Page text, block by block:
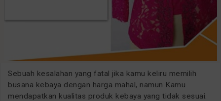
Sebuah kesalahan yang fatal jika kamu keliru memilih
busana kebaya dengan harga mahal, namun Kamu
mendapatkan kualitas produk kebaya yang tidak sesuai.